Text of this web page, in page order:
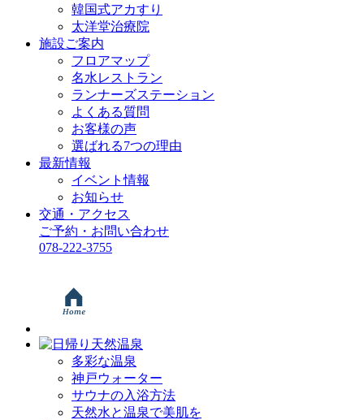
韓国式アカすり
太洋堂治療院
施設ご案内
フロアマップ
名水レストラン
ランナーズステーション
よくある質問
お客様の声
選ばれる7つの理由
最新情報
イベント情報
お知らせ
交通・アクセス
ご予約・お問い合わせ
078-222-3755
多彩な温泉
神戸ウォーター
サウナの入浴方法
天然水と温泉で美肌を